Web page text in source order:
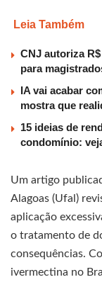
Leia Também
CNJ autoriza
para
IA vai acabar
mostra que
15 ideias de
condomínio:
Um artigo
Alagoas (Ufal)
aplicação
o tratamento de
consequências.
ivermectina no